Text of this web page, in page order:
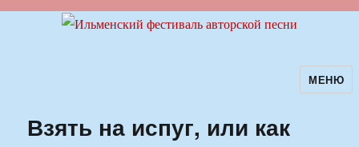
Ильменский фестиваль авторскойМЕНЮ
Взять на испуг, или как